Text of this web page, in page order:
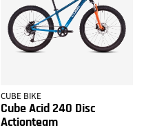
CUBE BIKE
Cube Acid 240 Disc
Actionteam